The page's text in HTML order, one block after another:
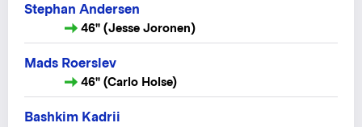
Stephan Andersen
46" (Jesse Joronen)
Mads Roerslev
46" (Carlo Holse)
Bashkim Kadrii